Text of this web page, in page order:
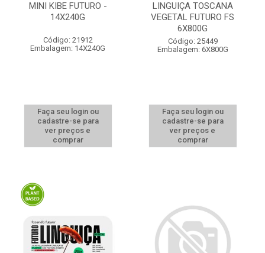
MINI KIBE FUTURO -
14X240G
Código: 21912
Embalagem: 14X240G
Faça seu login ou
cadastre-se para
ver preços e
comprar
LINGUIÇA TOSCANA
VEGETAL FUTURO FS
6X800G
Código: 25449
Embalagem: 6X800G
Faça seu login ou
cadastre-se para
ver preços e
comprar